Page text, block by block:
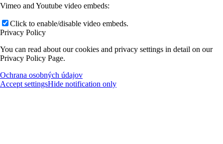
Vimeo and Youtube video embeds:
Click to enable/disable video embeds.
Privacy Policy
You can read about our cookies and privacy settings in detail on our
Privacy Policy Page.
Ochrana osobných údajov
Accept settingsHide notification only